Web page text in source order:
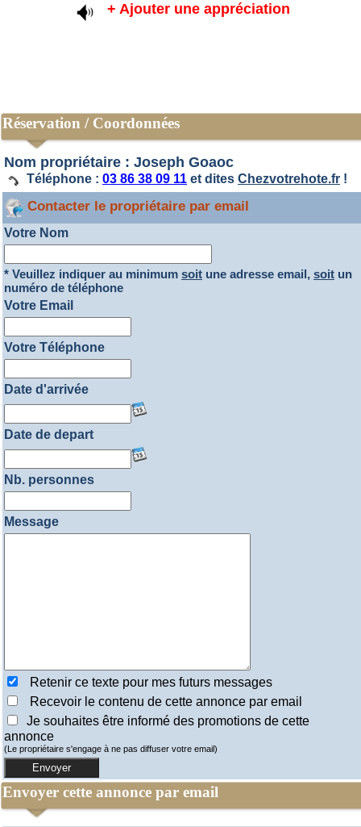
+ Ajouter une appréciation
Réservation / Coordonnées
Nom propriétaire : Joseph Goaoc
Téléphone : 03 86 38 09 11 et dites Chezvotrehote.fr !
Contacter le propriétaire par email
Votre Nom
* Veuillez indiquer au minimum soit une adresse email, soit un
numéro de téléphone
Votre Email
Votre Téléphone
Date d'arrivée
Date de depart
Nb. personnes
Message
Retenir ce texte pour mes futurs messages
Recevoir le contenu de cette annonce par email
Je souhaites être informé des promotions de cette
annonce
(Le propriétaire s'engage à ne pas diffuser votre email)
Envoyer cette annonce par email